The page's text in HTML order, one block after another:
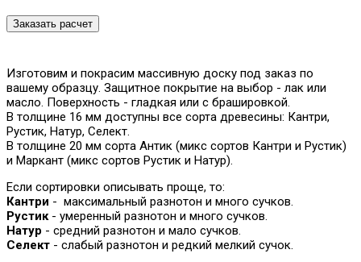
Изготовим и покрасим массивную доску под заказ по
вашему образцу. Защитное покрытие на выбор - лак или
масло. Поверхность - гладкая или с брашировкой.
В толщине 16 мм доступны все сорта древесины: Кантри,
Рустик, Натур, Селект.
В толщине 20 мм сорта Антик (микс сортов Кантри и Рустик)
и Маркант (микс сортов Рустик и Натур).
Если сортировки описывать проще, то:
Кантри - максимальный разнотон и много сучков.
Рустик- умеренный разнотон и много сучков.
Натур - средний разнотон и мало сучков.
Селект - слабый разнотон и редкий мелкий сучок.